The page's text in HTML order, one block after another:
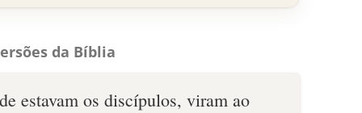
da Bíblia
estavam os discípulos, viram ao